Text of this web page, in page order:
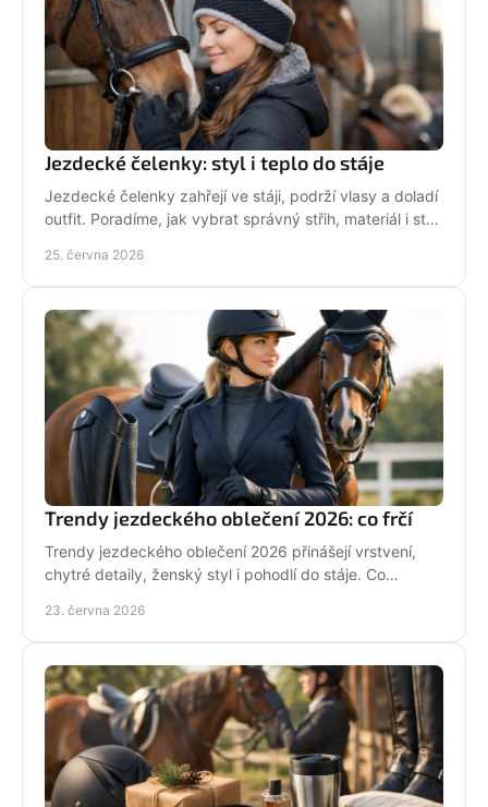
Jezdecké čelenky: styl i teplo do stáje
Jezdecké čelenky zahřejí ve stáji, podrží vlasy a doladí
outfit. Poradíme, jak vybrat správný střih, materiál i styl
25. června 2026
Trendy jezdeckého oblečení 2026: co frčí
Trendy jezdeckého oblečení 2026 přinášejí vrstvení,
chytré detaily, ženský styl i pohodlí do stáje. Co
23. června 2026